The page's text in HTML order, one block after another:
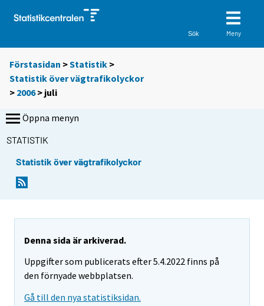
Sök Meny
Förstasidan >Statistik >
Statistik över vägtrafikolyckor
> 2006> juli
Öppna menyn
STATISTIK
Statistik över vägtrafikolyckor
Denna sida är arkiverad.
Uppgifter som publicerats efter 5.4.2022 finns på
den förnyade webbplatsen.
Gå till den nya statistiksidan.